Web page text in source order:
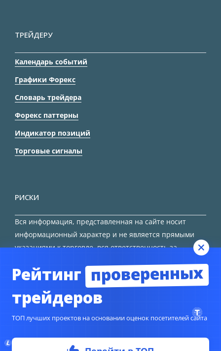
ТРЕЙДЕРУ
Календарь событий
Графики Форекс
Словарь трейдера
Форекс паттерны
Индикатор позиций
Торговые сигналы
РИСКИ
Вся информация, представленная на сайте носит
информационный характер и не является прямыми
указаниями к торговле, вся ответственность за
© Copyright 2024TORFOREX.COM
Рейтинг проверенных
трейдеров
ТОП лучших проектов на основании оценок посетителей сайта